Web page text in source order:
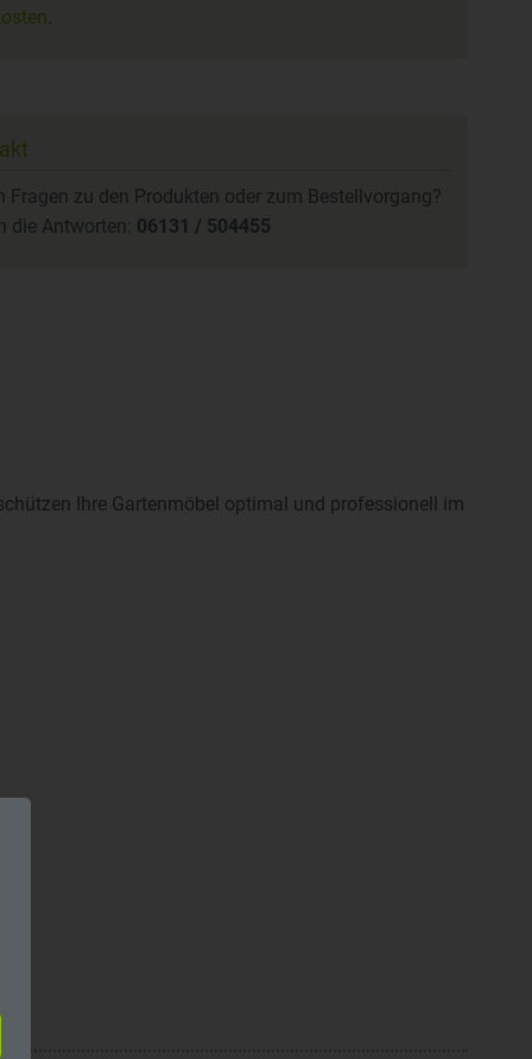
Fragen zu den Produkten oder zum Bestellvorgang?
die Antworten: 06131 / 504455
Ihre Gartenmöbel optimal und professionell im